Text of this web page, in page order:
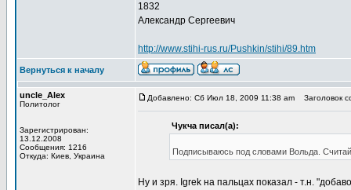
1832
Александр Сергеевич
http://www.stihi-rus.ru/Pushkin/stihi/89.htm
Вернуться к началу
uncle_Alex
Политолог
Зарегистрирован:
13.12.2008
Сообщения: 1216
Откуда: Киев, Украина
Добавлено: Сб Июл 18, 2009 11:38 am Заголовок
Чукча писал(а):
Подписываюсь под словами Вольда.
Ну и зря. Igrek на пальцах показал - т.н.